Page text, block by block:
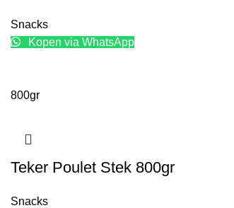
Snacks
Kopen via WhatsApp
800gr
Teker Poulet Stek 800gr
Snacks